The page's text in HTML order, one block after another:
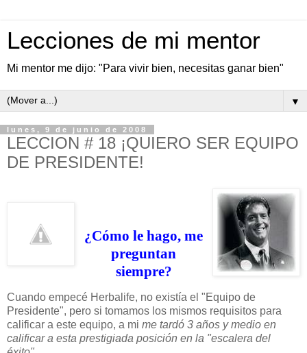
Lecciones de mi mentor
Mi mentor me dijo: "Para vivir bien, necesitas ganar bien"
▼
lunes, 9 de junio de 2008
LECCION # 18 ¡QUIERO SER EQUIPO
DE PRESIDENTE!
¿Cómo le hago, me
preguntan
siempre?
Cuando empecé Herbalife, no existía el "Equipo de
Presidente", pero si tomamos los mismos requisitos para
calificar a este equipo, a mi me tardó 3 años y medio en
calificar a esta prestigiada posición en la "escalera del